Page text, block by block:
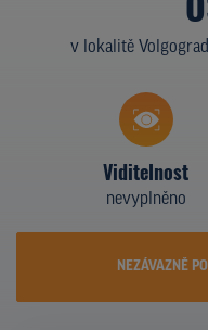
v lokalitě
Viditelnost
nevyplněno
NEZÁVAZNĚ